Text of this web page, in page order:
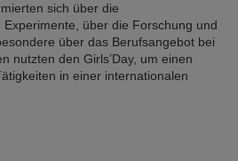
sich über die
über die Forschung und
über das Berufsangebot bei
nutzten den Girls’Day, um einen
in einer internationalen